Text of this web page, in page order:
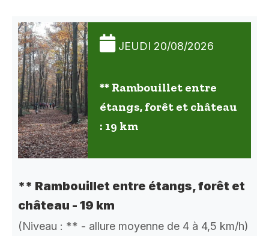
JEUDI 20/08/2026
** Rambouillet entre
étangs, forêt et château
: 19 km
** Rambouillet entre étangs, forêt et
château - 19 km
(Niveau : ** - allure moyenne de 4 à 4,5 km/h)